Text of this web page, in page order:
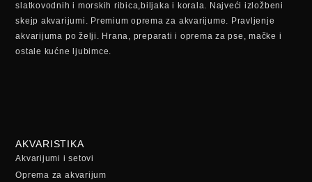
slatkovodnih i morskih ribica,biljaka i korala. Najveći izložbeni
skejp akvarijumi. Premium oprema za akvarijume. Pravljenje
akvarijuma po želji. Hrana, preparati i oprema za pse, mačke i
ostale kućne ljubimce.
AKVARISTIKA
Akvarijumi i setovi
Oprema za akvarijum